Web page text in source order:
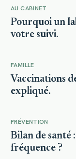
Photo à venir
AU CABINET
Pourquoi un
votre suivi.
Photo à venir
FAMILLE
Vaccinations
expliqué.
Photo à venir
PRÉVENTION
Bilan de santé
fréquence ?